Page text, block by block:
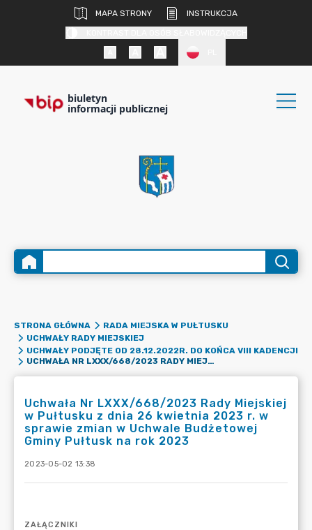
MAPA STRONY
INSTRUKCJA
biuletyn
informacji publicznej
STRONA GŁÓWNA
RADA MIEJSKA W PUŁTUSKU
UCHWAŁY RADY MIEJSKIEJ
UCHWAŁY PODJĘTE OD 28.12.2022R. DO KOŃCA VIII KADENCJI
UCHWAŁA NR LXXX/668/2023 RADY MIEJSKIEJ W PUŁTUSKU Z DNIA 26 KWIETNIA 2023 R. W SPRAWIE ZMIAN W UCHWALE BUDŻETOWEJ GMINY PUŁTUSK NA ROK 2023
Uchwała Nr LXXX/668/2023 Rady Miejskiej
w Pułtusku z dnia 26 kwietnia 2023 r. w
sprawie zmian w Uchwale Budżetowej
Gminy Pułtusk na rok 2023
2023-05-02 13:38
ZAŁĄCZNIKI